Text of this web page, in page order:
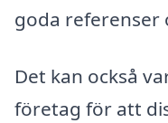
goda referenser
Det kan också
företag för att